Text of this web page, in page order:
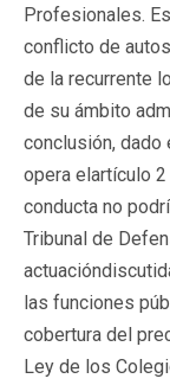
Profesionales.
conflicto de
de la recurrente
de su ámbito
conclusión, dado
opera elartículo
conducta no
Tribunal de
las funciones
cobertura del
Ley de los